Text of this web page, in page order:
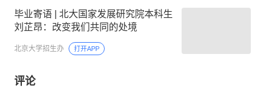
毕业寄语 | 北大国家发展研究院本科生
刘芷昂：改变我们共同的处境
北京大学招生办 打开APP
评论